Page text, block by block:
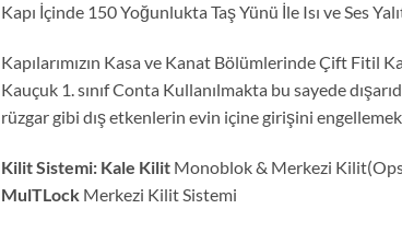
Kapı İçinde 150 Yoğunlukta Taş Yünü İle Isı ve Ses
Kapılarımızın Kasa ve Kanat Bölümlerinde Çift Fitil
Kauçuk 1. sınıf Conta Kullanılmakta bu sayede
rüzgar gibi dış etkenlerin evin içine girişini
Kilit Sistemi: Kale Kilit Monoblok & Merkezi
MulTLock Merkezi Kilit Sistemi